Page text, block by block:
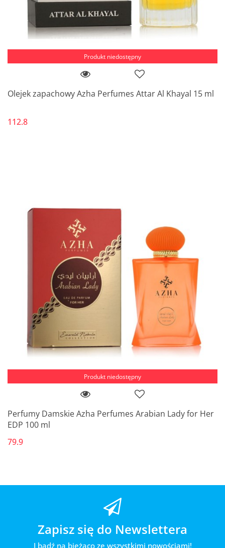
Produkt niedostępny
Olejek zapachowy Azha Perfumes Attar Al Khayal 15 ml
112.8
Produkt niedostępny
Perfumy Damskie Azha Perfumes Arabian Lady for Her
EDP 100 ml
79.9
Zapisz się do Newslettera
I bądź na bieżąco ze wszystkimi nowościami!